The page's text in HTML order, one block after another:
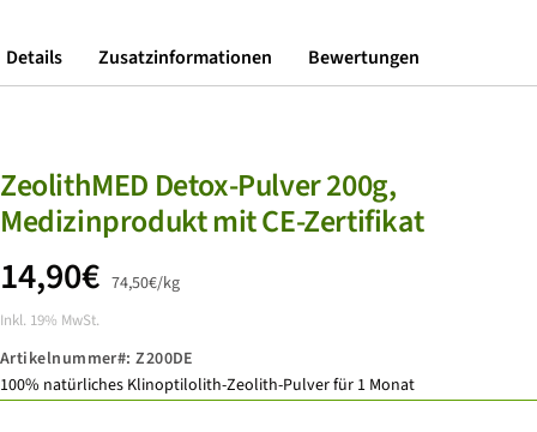
Details Zusatzinformationen Bewertungen
ZeolithMED Detox-Pulver 200g,
Medizinprodukt mit CE-Zertifikat
Angebotspreis
14,90€ 74,50€/kg
Inkl. 19% MwSt.
Artikelnummer#:Z200DE
100% natürliches Klinoptilolith-Zeolith-Pulver für 1 Monat